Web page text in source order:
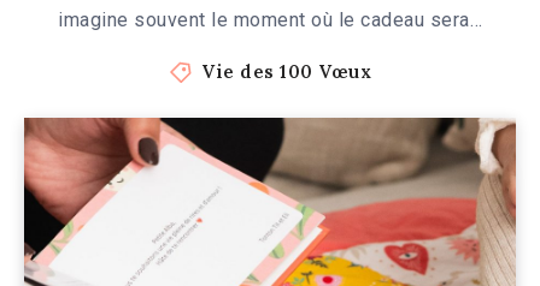
imagine souvent le moment où le cadeau sera…
Vie des 100 Vœux